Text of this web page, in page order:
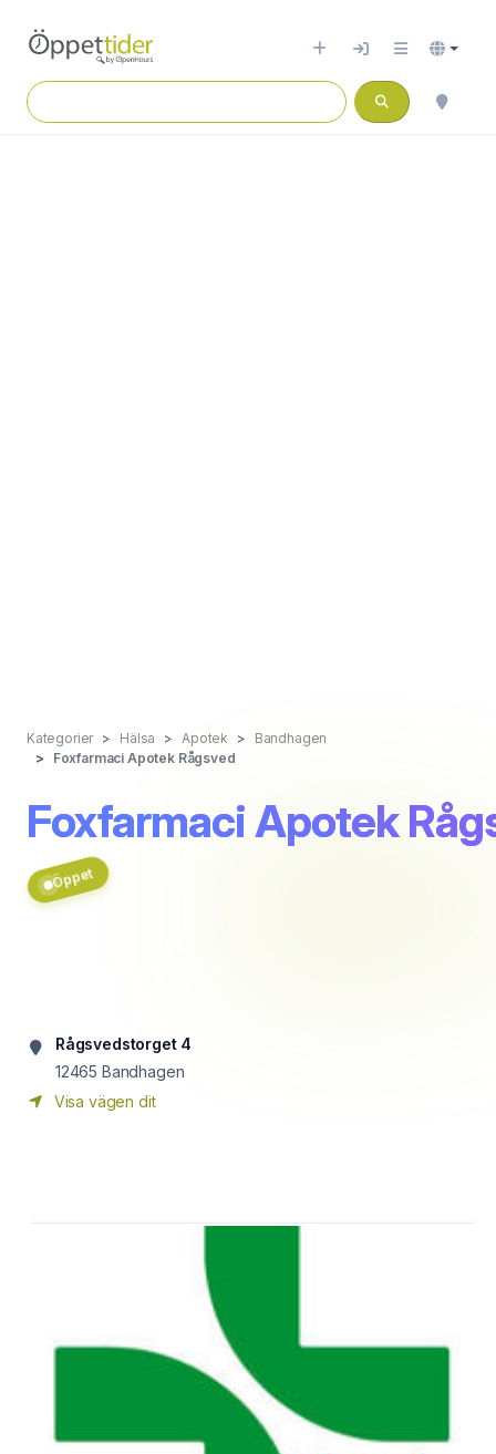
Kategorier Hälsa Apotek
Bandhagen
Foxfarmaci Apotek Rågsved
Foxfarmaci Apotek
Öppet
Rågsvedstorget 4
12465 Bandhagen
Visa vägen dit